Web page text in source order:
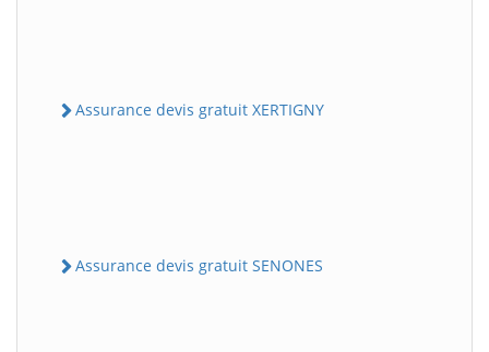
Assurance devis gratuit XERTIGNY
Assurance devis gratuit SENONES